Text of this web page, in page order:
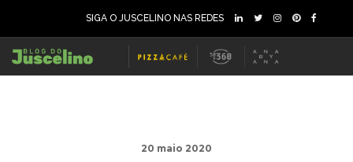
SIGA O JUSCELINO NAS REDES
20 maio 2020